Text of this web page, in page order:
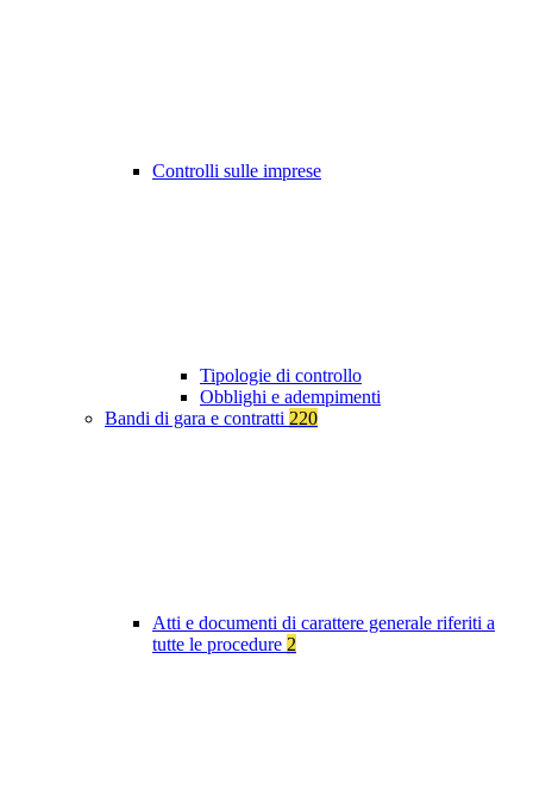
Controlli sulle imprese
Tipologie di controllo
Obblighi e adempimenti
Bandi di gara e contratti 220
Atti e documenti di carattere generale riferiti a
tutte le procedure 2